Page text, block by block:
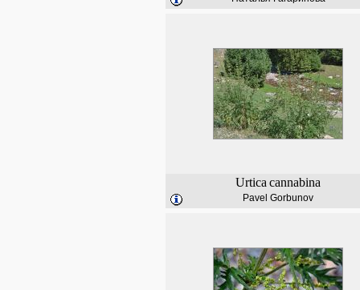
Urtica cannabina
Pavel Gorbunov